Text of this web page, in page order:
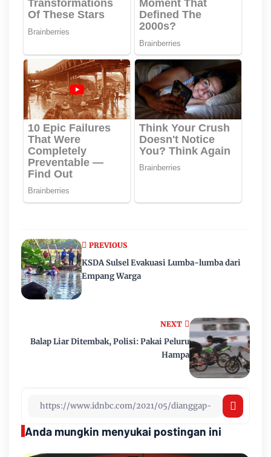
NEXT
Balap Liar Ditembak, Polisi: Pakai Peluru
Hampa
PREVIOUS
KSDA Sulsel Evakuasi Lumba-lumba dari
Empang Warga
Anda mungkin menyukai postingan ini